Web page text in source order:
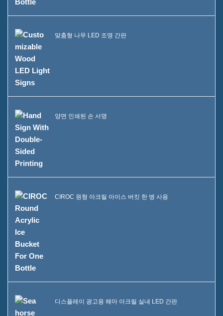
맞춤형 나무 LED 조명 간판
양면 인쇄된 손 서명
CIROC 원형 아크릴 아이스 버킷 한 병 사용
디스플레이 광고용 해마 아크릴 실내 LED 간판